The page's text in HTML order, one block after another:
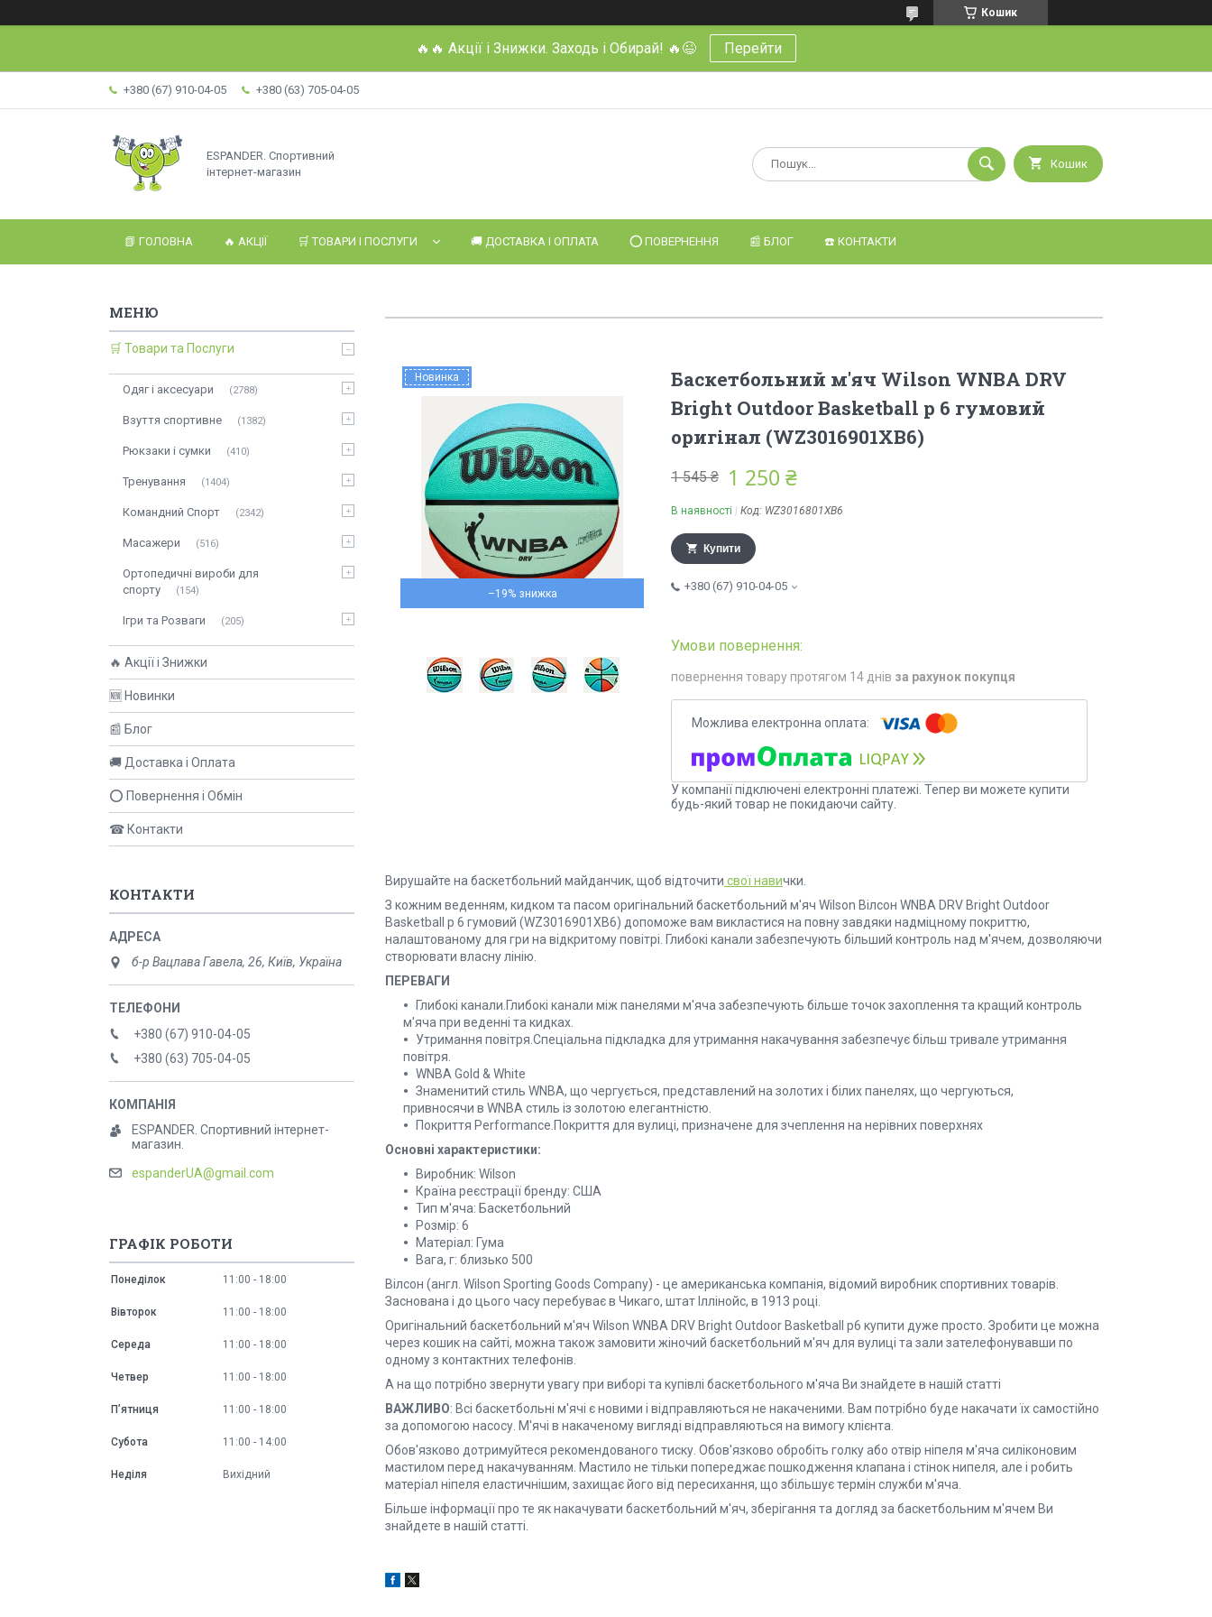
Кошик
🔥🔥 Акції і Знижки. Заходь і Обирай! 🔥😉 Перейти
+380 (67) 910-04-05 +380 (63) 705-04-05
ESPANDER. Спортивний
інтернет-магазин
Кошик
📗 ГОЛОВНА 🔥 АКЦІЇ 🛒 ТОВАРИ І ПОСЛУГИ 🚚 ДОСТАВКА І ОПЛАТА ⭕️ ПОВЕРНЕННЯ 📰 БЛОГ ☎️ КОНТАКТИ
–19%
Новинка
Баскетбольний м'яч Wilson WNBA DRV
Bright Outdoor Basketball р 6 гумовий
оригінал (WZ3016901XB6)
1 545 ₴ 1 250 ₴
В наявності Код: WZ3016801XB6
Купити
+380 (67) 910-04-05
повернення товару протягом 14 днів за рахунок покупця
У компанії підключені електронні платежі. Тепер ви можете купити
будь-який товар не покидаючи сайту.
Вирушайте на баскетбольний майданчик, щоб відточити свої навички.
З кожним веденням, кидком та пасом оригінальний баскетбольний м'яч Wilson Вілсон WNBA DRV Bright Outdoor
Basketball р 6 гумовий (WZ3016901XB6) допоможе вам викластися на повну завдяки надміцному покриттю,
налаштованому для гри на відкритому повітрі. Глибокі канали забезпечують більший контроль над м'ячем, дозволяючи
створювати власну лінію.
ПЕРЕВАГИ
Глибокі канали.Глибокі канали між панелями м'яча забезпечують більше точок захоплення та кращий контроль
м'яча при веденні та кидках.
Утримання повітря.Спеціальна підкладка для утримання накачування забезпечує більш тривале утримання
повітря.
WNBA Gold & White
Знаменитий стиль WNBA, що чергується, представлений на золотих і білих панелях, що чергуються,
привносячи в WNBA стиль із золотою елегантністю.
Покриття Performance.Покриття для вулиці, призначене для зчеплення на нерівних поверхнях
Основні характеристики:
Виробник: Wilson
Країна реєстрації бренду: США
Тип м'яча: Баскетбольний
Розмір: 6
Матеріал: Гума
Вага, г: близько 500
Вілсон (англ. Wilson Sporting Goods Company) - це американська компанія, відомий виробник спортивних товарів.
Заснована і до цього часу перебуває в Чикаго, штат Іллінойс, в 1913 році.
Оригінальний баскетбольний м'яч Wilson WNBA DRV Bright Outdoor Basketball р6 купити дуже просто. Зробити це можна
через кошик на сайті, можна також замовити жіночий баскетбольний м'яч для вулиці та зали зателефонувавши по
одному з контактних телефонів.
А на що потрібно звернути увагу при виборі та купівлі баскетбольного м'яча Ви знайдете в нашій статті
ВАЖЛИВО: Всі баскетбольні м'ячі є новими і відправляються не накаченими. Вам потрібно буде накачати їх самостійно
за допомогою насосу. М'ячі в накаченому вигляді відправляються на вимогу клієнта.
Обов'язково дотримуйтеся рекомендованого тиску. Обов'язково обробіть голку або отвір ніпеля м'яча силіконовим
мастилом перед накачуванням. Мастило не тільки попереджає пошкодження клапана і стінок нипеля, але і робить
матеріал ніпеля еластичнішим, захищає його від пересихання, що збільшує термін служби м'яча.
Більше інформації про те як накачувати баскетбольний м'яч, зберігання та догляд за баскетбольним м'ячем Ви
знайдете в нашій статті.
🛒 Товари та Послуги
Одяг і аксесуари 2788
Взуття спортивне 1382
Рюкзаки і сумки 410
Тренування 1404
Командний Спорт 2342
Масажери 516
Ортопедичні вироби для
спорту
154
Ігри та Розваги 205
🔥 Акції і Знижки
🆕 Новинки
📰 Блог
🚚 Доставка і Оплата
⭕ Повернення і Обмін
☎ Контакти
КОНТАКТИ
б-р Вацлава Гавела, 26, Київ, Україна
+380 (67) 910-04-05
+380 (63) 705-04-05
ESPANDER. Спортивний інтернет-
магазин.
espanderUA@gmail.com
ГРАФІК РОБОТИ
Понеділок 11:00 18:00
Вівторок 11:00 18:00
Середа 11:00 18:00
Четвер 11:00 18:00
Пʼятниця 11:00 18:00
Субота 11:00 14:00
Неділя Вихідний